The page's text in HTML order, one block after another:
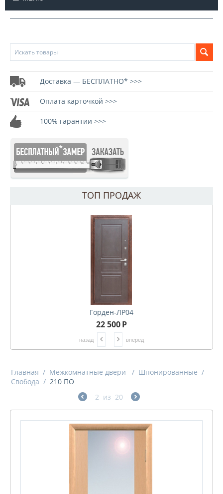
Доставка — БЕСПЛАТНО* >>>
Оплата карточкой >>>
100% гарантии >>>
ТОП ПРОДАЖ
Горден-ЛР04
22 500Р
назад вперед
Главная / Межкомнатные двери / Шпонированные /
Свобода / 210 ПО
2 из 20